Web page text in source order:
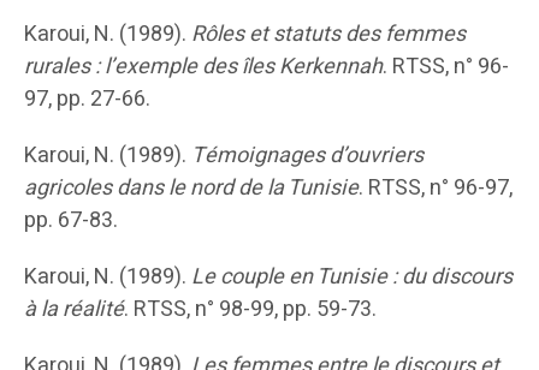
Karoui, N. (1989). Rôles et statuts des femmes
rurales : l’exemple des îles Kerkennah. RTSS, n° 96-
97, pp. 27-66.
Karoui, N. (1989). Témoignages d’ouvriers
agricoles dans le nord de la Tunisie. RTSS, n° 96-97,
pp. 67-83.
Karoui, N. (1989). Le couple en Tunisie : du discours
à la réalité. RTSS, n° 98-99, pp. 59-73.